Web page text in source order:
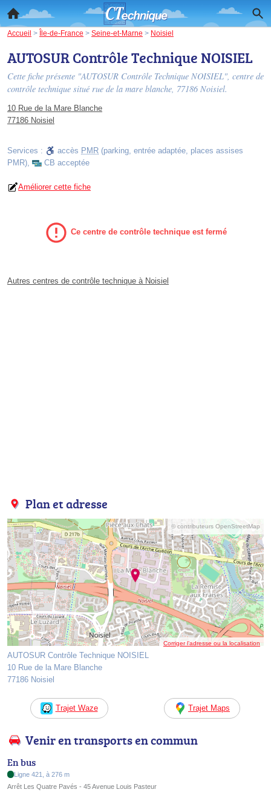
Accueil > Île-de-France > Seine-et-Marne > Noisiel
AUTOSUR Contrôle Technique NOISIEL
Cette fiche présente "AUTOSUR Contrôle Technique NOISIEL", centre de
contrôle technique situé rue de la mare blanche, 77186 Noisiel.
10 Rue de la Mare Blanche
77186 Noisiel
Services : accès PMR (parking, entrée adaptée, places assises
PMR), CB acceptée
Améliorer cette fiche
Ce centre de contrôle technique est fermé
Autres centres de contrôle technique à Noisiel
Plan et adresse
© contributeurs OpenStreetMap
Corriger l’adresse ou la localisation
AUTOSUR Contrôle Technique NOISIEL
10 Rue de la Mare Blanche
77186 Noisiel
Trajet Waze Trajet Maps
Venir en transports en commun
En bus
Ligne 421, à 276 m
Arrêt Les Quatre Pavés - 45 Avenue Louis Pasteur